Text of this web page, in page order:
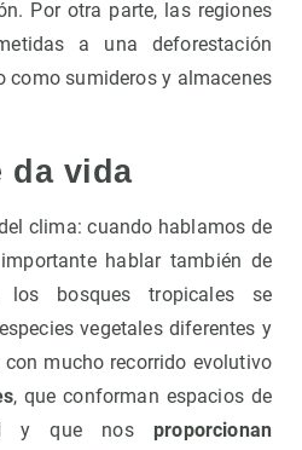
Por otra parte, las regiones
a una deforestación
como sumideros y almacenes
da vida
clima: cuando hablamos de
hablar también de
bosques tropicales se
vegetales diferentes y
mucho recorrido evolutivo
, que conforman espacios de
y que nosproporcionan